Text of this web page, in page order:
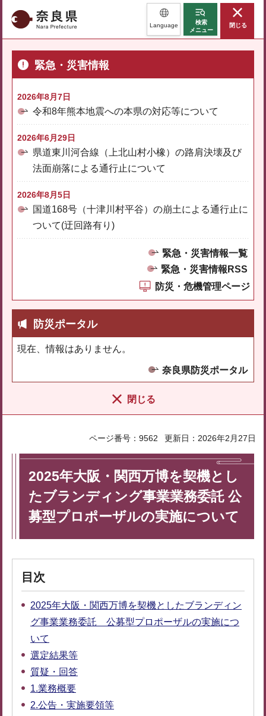
奈良県 Language
検索
メニュー
閉じる
緊急・災害情報
2026年8月7日
令和8年熊本地震への本県の対応等について
2026年6月29日
県道東川河合線（上北山村小橡）の路肩決壊及び
法面崩落による通行止について
2026年8月5日
国道168号（十津川村平谷）の崩土による通行止に
ついて(迂回路有り)
緊急・災害情報一覧
緊急・災害情報RSS
防災・危機管理ページ
防災ポータル
現在、情報はありません。
奈良県防災ポータル
閉じる
ページ番号：9562 更新日：2026年2月27日
2025年大阪・関西万博を契機とし
たブランディング事業業務委託 公
募型プロポーザルの実施について
目次
2025年大阪・関西万博を契機としたブランディン
グ事業業務委託 公募型プロポーザルの実施につ
いて
選定結果等
質疑・回答
1.業務概要
2.公告・実施要領等